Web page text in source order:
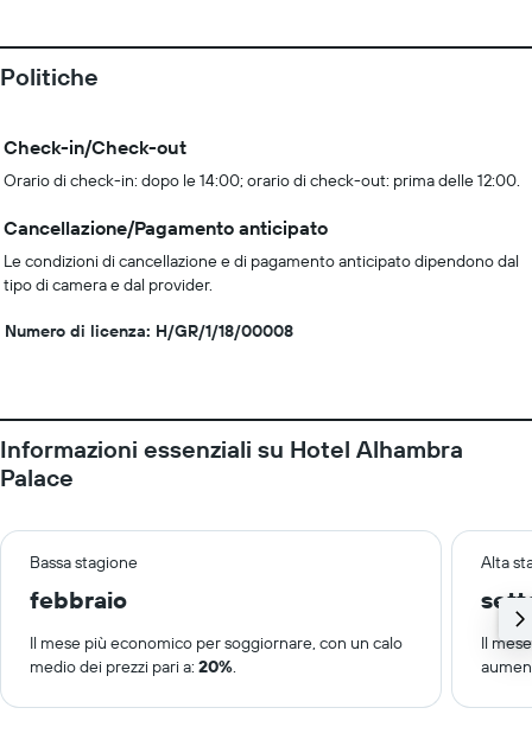
Politiche
Check-in/Check-out
Orario di check-in: dopo le 14:00; orario di check-out: prima delle 12:00.
Cancellazione/Pagamento anticipato
Le condizioni di cancellazione e di pagamento anticipato dipendono dal
tipo di camera e dal provider.
Numero di licenza: H/GR/1/18/00008
Informazioni essenziali su Hotel Alhambra
Palace
Bassa stagione Alta
febbraio
Il mese più economico per soggiornare, con un calo
medio dei prezzi pari a: 20%.
Il